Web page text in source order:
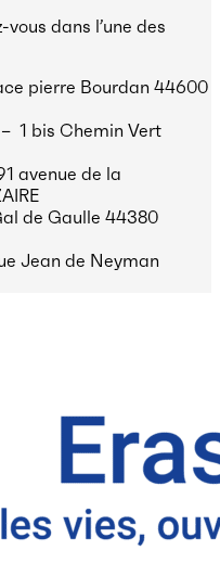
dans l’une des
pierre Bourdan 44600
– 1 bis Chemin Vert
avenue de la
de Gaulle 44380
Jean de Neyman